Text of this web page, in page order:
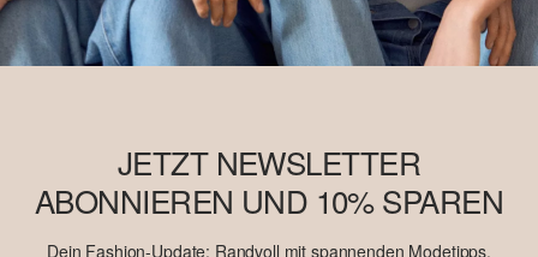
JETZT NEWSLETTER
ABONNIEREN UND 10% SPAREN
Dein Fashion-Update: Randvoll mit spannenden Modetipps,